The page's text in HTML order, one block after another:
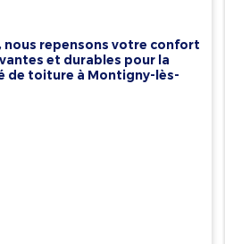
nous repensons votre confort
et durables pour la
de toiture à Montigny-lès-